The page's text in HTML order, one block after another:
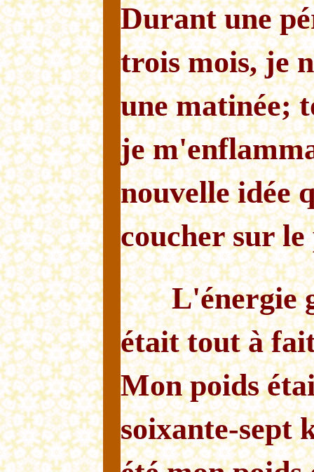
Durant une
trois mois, je
une matinée;
je
nouvelle idée
coucher sur le
L'énergie
était tout à
Mon poids
soixante-sept